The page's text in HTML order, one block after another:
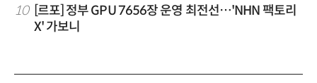
10
[르포] 정부 GPU 7656장 운영 최전선…'NHN 팩토리
X' 가보니